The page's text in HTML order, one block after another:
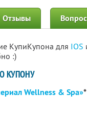
Отзывы
КупиКупона для IOS
:)
КУПОНУ
Wellness & Spa»